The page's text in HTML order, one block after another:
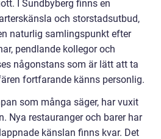
I Sundbyberg finns en
och storstadsutbud,
naturlig samlingspunkt efter
pendlande kollegor och
någonstans som är lätt att ta
fortfarande känns personlig.
som många säger, har vuxit
Nya restauranger och barer har
känslan finns kvar. Det